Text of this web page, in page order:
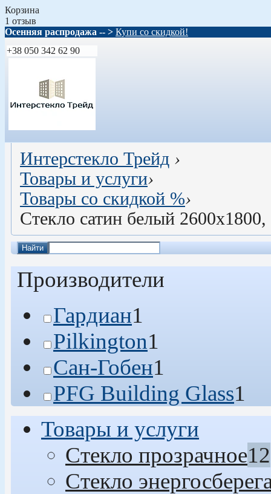
Корзина
1 отзыв
Осенняя распродажа -- > Купи со скидкой!
+38 050 342 62 90
Интерстекло Трейд ›
Товары и услуги›
Товары со скидкой %›
Стекло сатин белый
Найти
Производители
Гардиан1
Pilkington1
Сан-Гобен1
PFG Building Glass1
Товары и услуги
Стекло прозрачное12
Стекло